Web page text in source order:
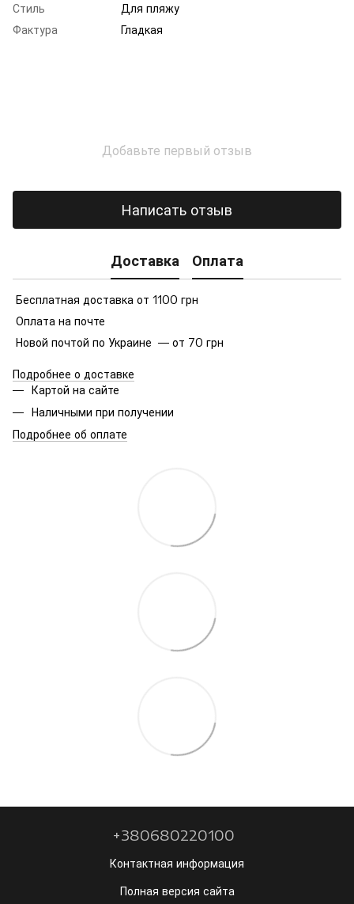
Стиль
Для пляжу
Фактура
Гладкая
Добавьте первый отзыв
Написать отзыв
Доставка Оплата
Бесплатная доставка от 1100 грн
Оплата на почте
Новой почтой по Украине — от 70 грн
Подробнее о доставке
Картой на сайте
Наличными при получении
Подробнее об оплате
+380680220100
Контактная информация
Полная версия сайта